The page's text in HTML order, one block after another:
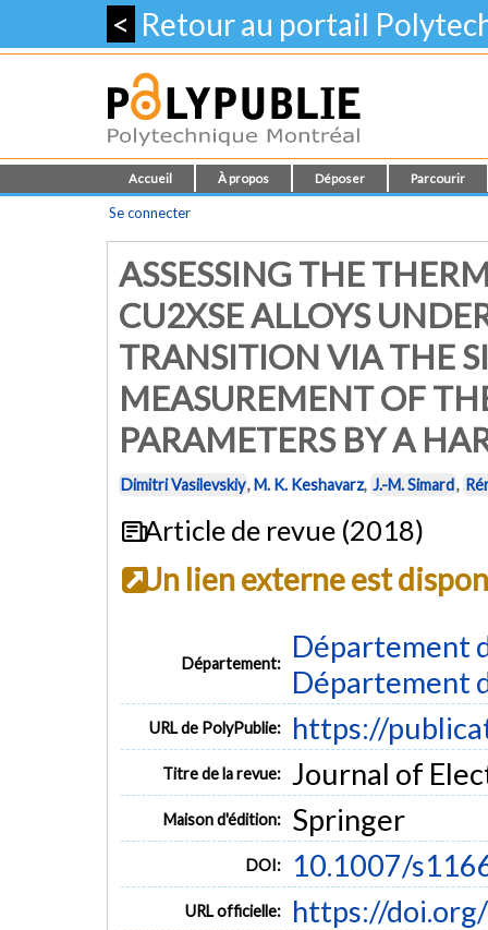
< Retour au portail
Accueil À propos Déposer Parcourir
Se connecter
ASSESSING THE
CU2XSE ALLOYS
TRANSITION VIA THE
MEASUREMENT OF
PARAMETERS BY A
Dimitri Vasilevskiy,M. K. Keshavarz, J.-M. Simard,
Article de revue (2018)
Un lien externe est
Département:
Département
Département
URL de PolyPublie: https://
Titre de la revue: Journal of
Maison d'édition: Springer
DOI: 10.1007/
URL officielle: https://